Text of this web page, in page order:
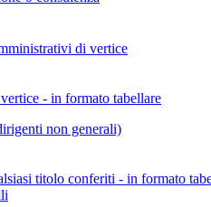
di vertice
- in formato tabellare
non generali)
titolo conferiti - in formato